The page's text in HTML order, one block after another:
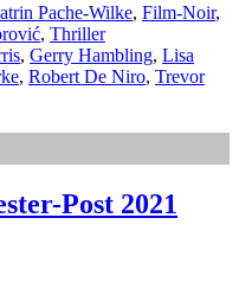
Pache-Wilke, Film-Noir,
, Thriller
, Gerry Hambling, Lisa
, Robert De Niro, Trevor
Post 2021